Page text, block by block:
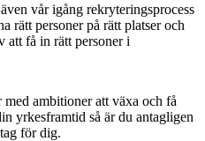
vår igång rekryteringsprocess
rätt personer på rätt platser och
att få in rätt personer i
ambitioner att växa och få
yrkesframtid så är du antagligen
för dig.